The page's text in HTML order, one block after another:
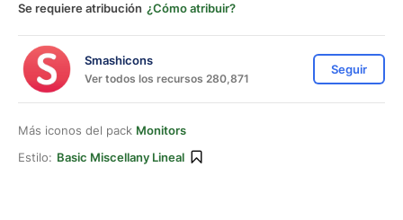
Se requiere atribución ¿Cómo atribuir?
Smashicons
Ver todos los recursos 280,871
Seguir
Más iconos del pack Monitors
Estilo: Basic Miscellany Lineal